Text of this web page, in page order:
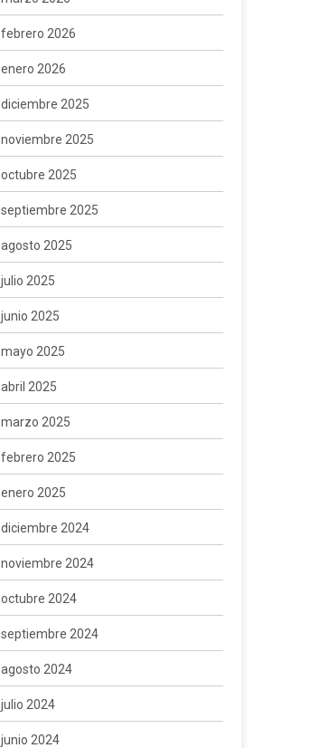
febrero 2026
enero 2026
diciembre 2025
noviembre 2025
octubre 2025
septiembre 2025
agosto 2025
julio 2025
junio 2025
mayo 2025
abril 2025
marzo 2025
febrero 2025
enero 2025
diciembre 2024
noviembre 2024
octubre 2024
septiembre 2024
agosto 2024
julio 2024
junio 2024